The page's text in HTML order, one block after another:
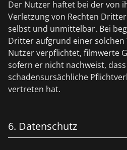
Der Nutzer haftet bei der von
Verletzung von Rechten
selbst und unmittelbar. Bei
Dritter aufgrund einer
Nutzer verpflichtet, filmwerte
sofern er nicht nachweist,
schadensursächliche
vertreten hat.
6. Datenschutz